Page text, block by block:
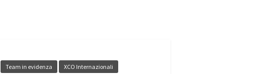
Team in evidenza XCO Internazionali